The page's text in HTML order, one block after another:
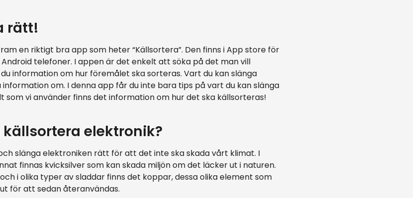
rätt!
en riktigt bra app som heter “Källsortera”. Den finns i App store för
Android telefoner. I appen är det enkelt att söka på det man vill
information om hur föremålet ska sorteras. Vart du kan slänga
om. I denna app får du inte bara tips på vart du kan slänga
som vi använder finns det information om hur det ska källsorteras!
elektronik?
slänga elektroniken rätt för att det inte ska skada vårt klimat. I
finnas kvicksilver som kan skada miljön om det läcker ut i naturen.
i olika typer av sladdar finns det koppar, dessa olika element som
för att sedan återanvändas.